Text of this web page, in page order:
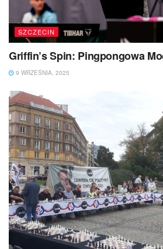
SZCZECIN
Griffin’s Spin: Pingpongowa
9 WRZEŚNIA, 2025